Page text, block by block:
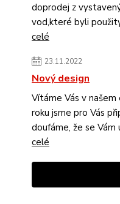
doprodej z
vod,které byli
celé
23.11.2022
Nový design
Vítáme Vás v
roku jsme pro Vás
doufáme, že se Vám
celé